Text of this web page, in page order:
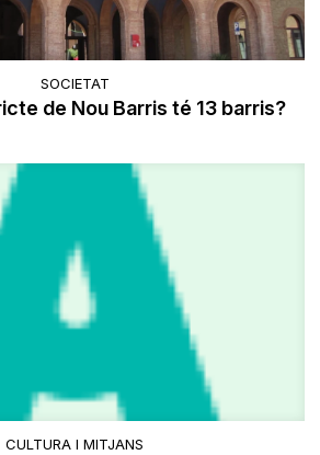
SOCIETAT
de Nou Barris té 13 barris?
CULTURA I MITJANS